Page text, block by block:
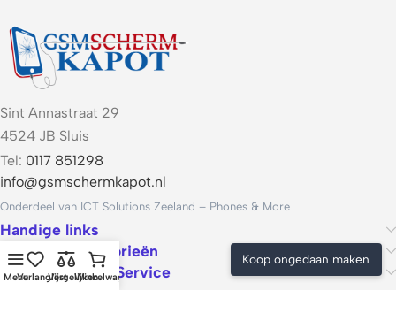
Sint Annastraat 29
4524 JB Sluis
Tel: 0117 851298
info@gsmschermkapot.nl
Onderdeel van ICT Solutions Zeeland – Phones & More
Handige links
Populaire categorieën
Voorwaarden & Service
MenuVerlanglijstVergelijkenWinkelwagen
Koop ongedaan maken